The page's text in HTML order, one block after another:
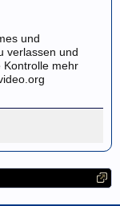
und
verlassen und
Kontrolle mehr